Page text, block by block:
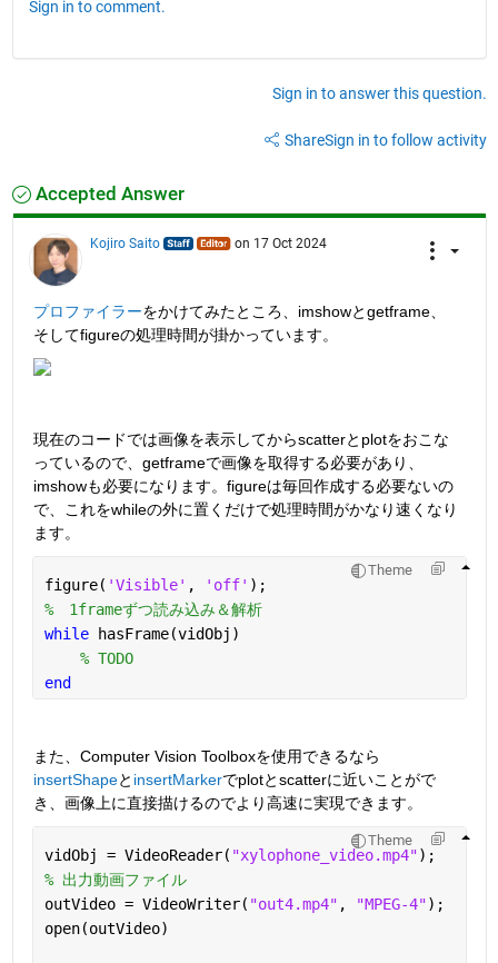
Sign in to comment.
Sign in to answer this question.
ShareSign in to follow activity
Accepted Answer
Kojiro Saito on 17 Oct 2024
プロファイラーをかけてみたところ、imshowとgetframe、
そしてfigureの処理時間が掛かっています。
現在のコードでは画像を表示してからscatterとplotをおこな
っているので、getframeで画像を取得する必要があり、
imshowも必要になります。figureは毎回作成する必要ないの
で、これをwhileの外に置くだけで処理時間がかなり速くなり
ます。
Theme
figure( 'Visible' , 'off' );
%　1frameずつ読み込み＆解析
while hasFrame(vidObj)
% TODO
end
また、Computer Vision Toolboxを使用できるなら
insertShapeと insertMarkerでplotとscatterに近いことがで
き、画像上に直接描けるのでより高速に実現できます。
Theme
vidObj = VideoReader( "xylophone_video.mp4");
% 出力動画ファイル
outVideo = VideoWriter( "out4.mp4" , "MPEG-4");
open(outVideo)